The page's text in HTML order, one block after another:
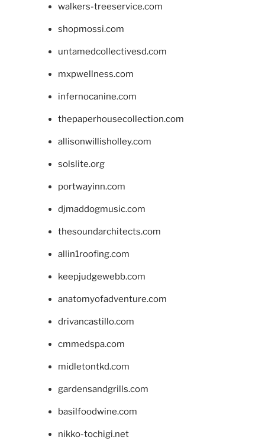
walkers-treeservice.com
shopmossi.com
untamedcollectivesd.com
mxpwellness.com
infernocanine.com
thepaperhousecollection.com
allisonwillisholley.com
solslite.org
portwayinn.com
djmaddogmusic.com
thesoundarchitects.com
allin1roofing.com
keepjudgewebb.com
anatomyofadventure.com
drivancastillo.com
cmmedspa.com
midletontkd.com
gardensandgrills.com
basilfoodwine.com
nikko-tochigi.net